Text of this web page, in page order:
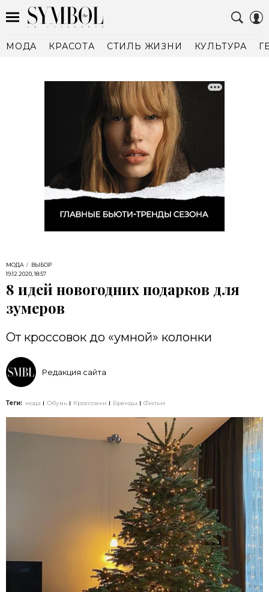
МОДА КРАСОТА СТИЛЬ ЖИЗНИ КУЛЬТУРА
МОДА
ВЫБОР
19.12.2020, 18:57
8 идей новогодних подарков для
зумеров
От кроссовок до «умной» колонки
Редакция сайта
Теги: мода Обувь Кроссовки Бренды Фильм